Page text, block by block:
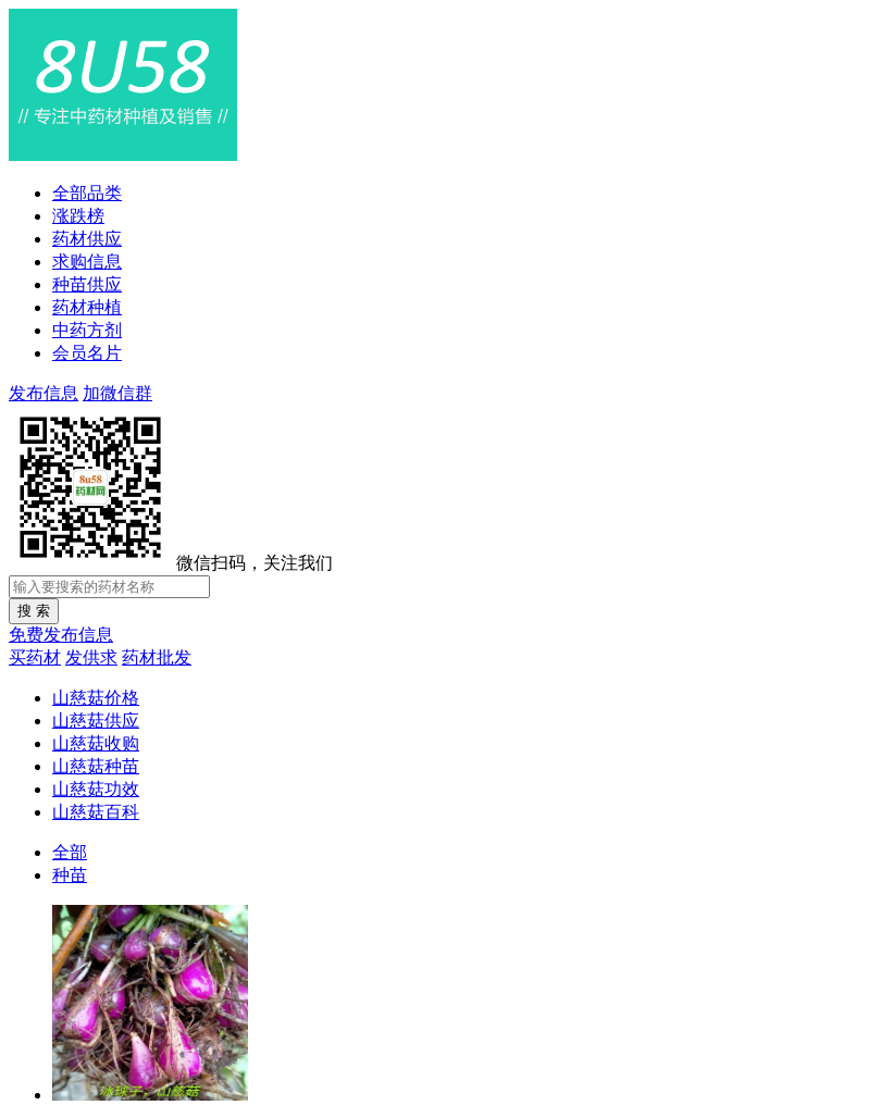
全部品类
涨跌榜
药材供应
求购信息
种苗供应
药材种植
中药方剂
会员名片
发布信息 加微信群
微信扫码，关注我们
免费发布信息
买药材 发供求 药材批发
山慈菇价格
山慈菇供应
山慈菇收购
山慈菇种苗
山慈菇功效
山慈菇百科
全部
种苗